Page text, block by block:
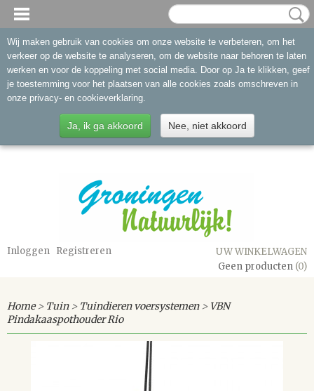
Inloggen Registreren
UW WINKELWAGEN
Geen producten (0)
Home> Tuin> Tuindieren voersystemen> VBN
Pindakaaspothouder Rio
Wij maken gebruik van cookies om onze website te verbeteren, om het
verkeer op de website te analyseren, om de website naar behoren te laten
werken en voor de koppeling met social media. Door op Ja te klikken, geef
je toestemming voor het plaatsen van alle cookies zoals omschreven in
onze privacy- en cookieverklaring.
Ja, ik ga akkoord Nee, niet akkoord